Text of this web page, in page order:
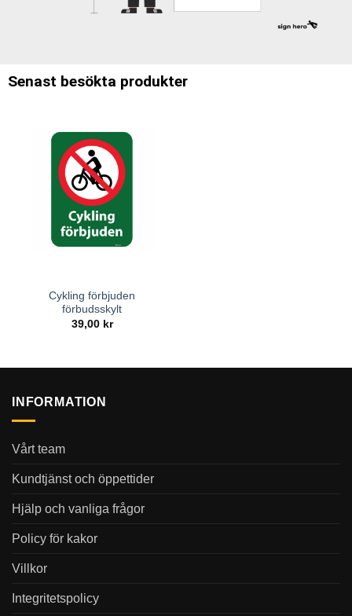
Senast besökta produkter
Cykling förbjuden
förbudsskylt
39,00 kr
INFORMATION
Vårt team
Kundtjänst och öppettider
Hjälp och vanliga frågor
Policy för kakor
Villkor
Integritetspolicy